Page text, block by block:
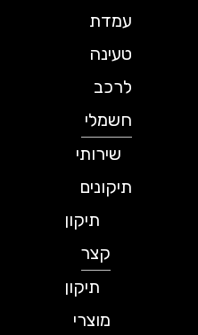
עמדת
טעינה
לרכב
חשמלי
שירותי
תיקונים
תיקון
תיקון
מוצרי